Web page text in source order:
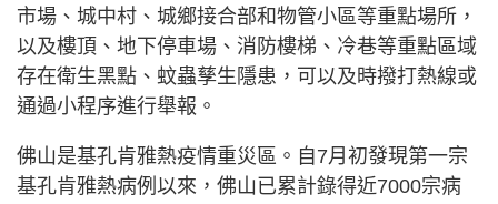
市場、城中村、城鄉接合部和物管小區等重點場所，
以及樓頂、地下停車場、消防樓梯、冷巷等重點區域
存在衛生黑點、蚊蟲孳生隱患，可以及時撥打熱線或
通過小程序進行舉報。
佛山是基孔肯雅熱疫情重災區。自7月初發現第一宗
基孔肯雅熱病例以來，佛山已累計錄得近7000宗病